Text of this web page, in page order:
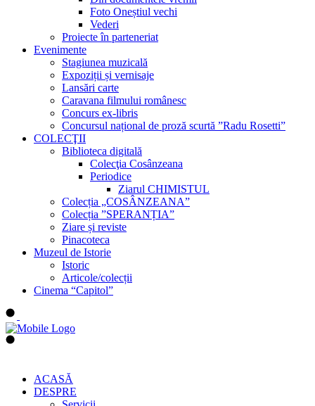
Foto Oneștiul vechi
Vederi
Proiecte în parteneriat
Evenimente
Stagiunea muzicală
Expoziții și vernisaje
Lansări carte
Caravana filmului românesc
Concurs ex-libris
Concursul național de proză scurtă ”Radu Rosetti”
COLECŢII
Biblioteca digitală
Colecţia Cosânzeana
Periodice
Ziarul CHIMISTUL
Colecția „COSÂNZEANA”
Colecția ”SPERANȚIA”
Ziare și reviste
Pinacoteca
Muzeul de Istorie
Istoric
Articole/colecții
Cinema “Capitol”
ACASĂ
DESPRE